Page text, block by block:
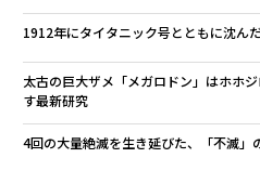
1912年にタイタニック号とともに沈ん
太古の巨大ザメ「メガロドン」はホホ
す最新研究
4回の大量絶滅を生き延びた、「不滅」